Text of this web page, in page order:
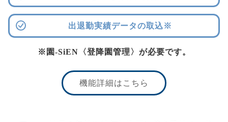
出退勤実績データの取込※
※園-SiEN〈登降園管理〉が必要です。
機能詳細はこちら